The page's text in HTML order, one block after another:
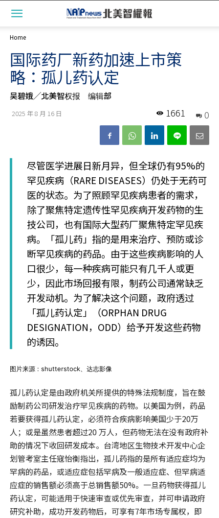
Home
国际药厂新药加速上市策
略：孤儿药认定
吴碧娥╱北美智权报 编辑部
2025 年 8 月 16 日 0
1661
尽管医学进展日新月异，但全球仍有95%的
罕见疾病（RARE DISEASES）仍处于无药可
医的状态。为了照顾罕见疾病患者的需求，
除了聚焦特定遗传性罕见疾病开发药物的生
技公司，也有国际大型药厂聚焦特定罕见疾
病。「孤儿药」指的是用来治疗、预防或诊
断罕见疾病的药品。由于这些疾病影响的人
口很少，每一种疾病可能只有几千人或更
少，因此市场回报有限，制药公司通常缺乏
开发动机。为了解决这个问题，政府透过
「孤儿药认定」（ORPHAN DRUG
DESIGNATION，ODD）给予开发这些药物
的诱因。
图片来源 : shutterstock、达志影像
孤儿药认定是由政府机关所提供的特殊法规制度，旨在鼓
励制药公司研发治疗罕见疾病的药物。以美国为例，药品
若要获得孤儿药认定，必须符合疾病影响美国少于20万
人；或是虽然患者超过20 万人，但药物无法在没有政府补
助的情况下收回研发成本。台湾地区生物技术开发中心企
划管考室主任寇怡衡指出，孤儿药指的是所有适应症均为
罕病的药品，或适应症包括罕病及一般适应症、但罕病适
应症的销售额必须高于总销售额50%。一旦药物获得孤儿
药认定，可能适用于快速审查或优先审查，并可申请政府
研究补助，成功开发药物后，可享有7年市场专属权，即